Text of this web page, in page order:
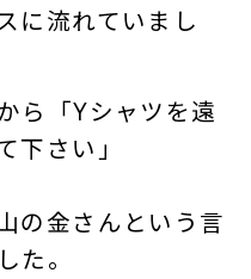
に流れていまし
ら「Yシャツを遠
下さい」
の金さんという言
た。